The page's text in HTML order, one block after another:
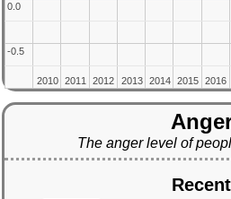
2010
2010 2012
2012 2014
2014 2016
2016
2011
2011 2013
2013 2015
2015
-0.5
-0.5
0.0
0.0
The anger level of
Recent